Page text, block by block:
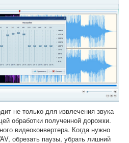
не только для извлечения звука
обработки полученной дорожки.
видеоконвертера. Когда нужно
обрезать паузы, убрать лишний